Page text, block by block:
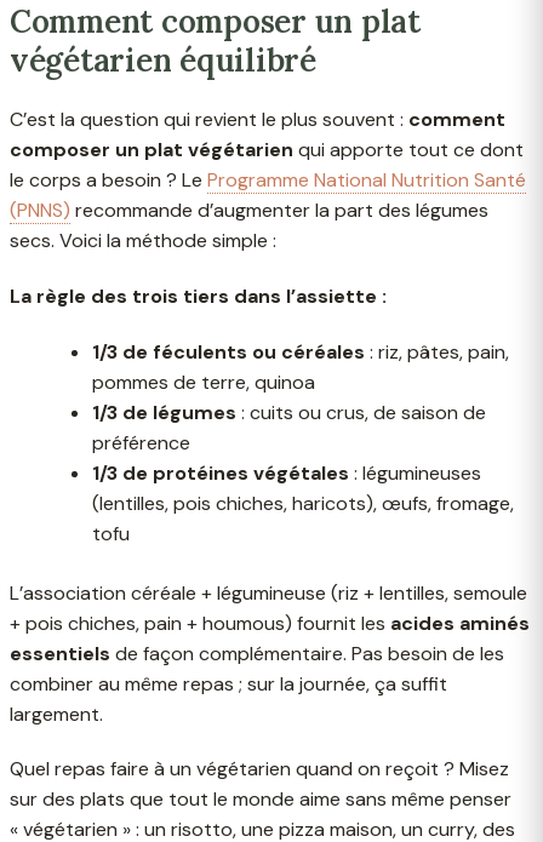
Comment composer un plat
végétarien équilibré
C’est la question qui revient le plus souvent : comment
composer un plat végétarien qui apporte tout ce dont
le corps a besoin ? Le Programme National Nutrition Santé
(PNNS) recommande d’augmenter la part des légumes
secs. Voici la méthode simple :
La règle des trois tiers dans l’assiette :
1/3 de féculents ou céréales : riz, pâtes, pain,
pommes de terre, quinoa
1/3 de légumes : cuits ou crus, de saison de
préférence
1/3 de protéines végétales : légumineuses
(lentilles, pois chiches, haricots), œufs, fromage,
tofu
L’association céréale + légumineuse (riz + lentilles, semoule
+ pois chiches, pain + houmous) fournit les acides aminés
essentiels de façon complémentaire. Pas besoin de les
combiner au même repas ; sur la journée, ça suffit
largement.
Quel repas faire à un végétarien quand on reçoit ? Misez
sur des plats que tout le monde aime sans même penser
« végétarien » : un risotto, une pizza maison, un curry, des